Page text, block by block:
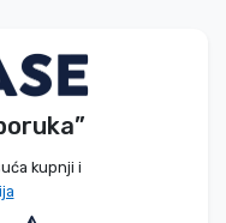
kupnji i